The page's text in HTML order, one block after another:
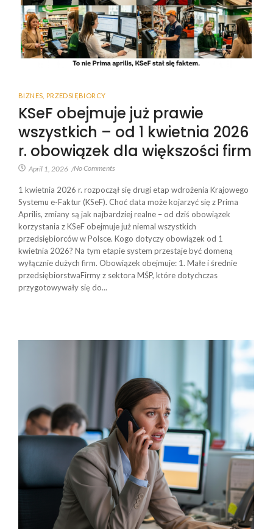
BIZNES PRZEDSIĘBIORCY
KSeF obejmuje już prawie
wszystkich – od 1 kwietnia 2026
r. obowiązek dla większości firm
April 1, 2026 /No Comments
1 kwietnia 2026 r. rozpoczął się drugi etap wdrożenia Krajowego
Systemu e-Faktur (KSeF). Choć data może kojarzyć się z Prima
Aprilis, zmiany są jak najbardziej realne – od dziś obowiązek
korzystania z KSeF obejmuje już niemal wszystkich
przedsiębiorców w Polsce. Kogo dotyczy obowiązek od 1
kwietnia 2026? Na tym etapie system przestaje być domeną
wyłącznie dużych firm. Obowiązek obejmuje: 1. Małe i średnie
przedsiębiorstwaFirmy z sektora MŚP, które dotychczas
przygotowywały się do...